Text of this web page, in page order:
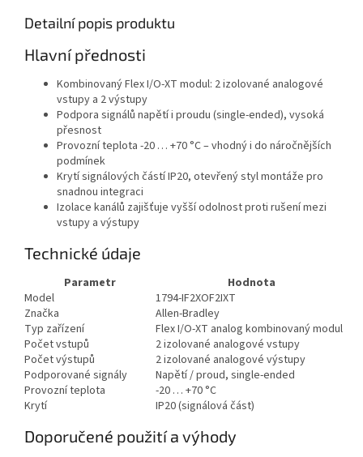
Detailní popis produktu
Hlavní přednosti
Kombinovaný Flex I/O-XT modul: 2 izolované analogové
vstupy a 2 výstupy
Podpora signálů napětí i proudu (single-ended), vysoká
přesnost
Provozní teplota -20 … +70 °C – vhodný i do náročnějších
podmínek
Krytí signálových částí IP20, otevřený styl montáže pro
snadnou integraci
Izolace kanálů zajišťuje vyšší odolnost proti rušení mezi
vstupy a výstupy
Technické údaje
Parametr
Hodnota
Model
1794-IF2XOF2IXT
Značka
Allen-Bradley
Typ zařízení
Flex I/O-XT analog kombinovaný modul
Počet vstupů
2 izolované analogové vstupy
Počet výstupů
2 izolované analogové výstupy
Podporované signály
Napětí / proud, single-ended
Provozní teplota
-20 … +70 °C
Krytí
IP20 (signálová část)
Doporučené použití a výhody